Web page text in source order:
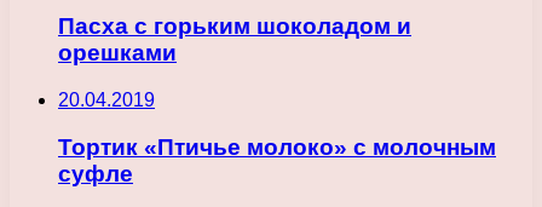
Пасха с горьким шоколадом и
орешками
20.04.2019
Тортик «Птичье молоко» с молочным
суфле